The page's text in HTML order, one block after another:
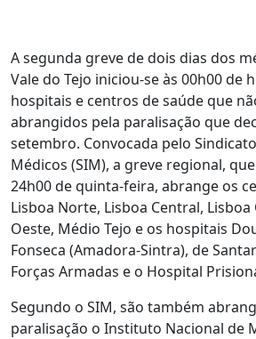
A segunda greve de dois dias dos
Vale do Tejo iniciou-se às 00h00 de
hospitais e centros de saúde que
abrangidos pela paralisação que
setembro. Convocada pelo
Médicos (SIM), a greve regional,
24h00 de quinta-feira, abrange os
Lisboa Norte, Lisboa Central,
Oeste, Médio Tejo e os hospitais
Fonseca (Amadora-Sintra), de
Forças Armadas e o Hospital
Segundo o SIM, são também
paralisação o Instituto Nacional de